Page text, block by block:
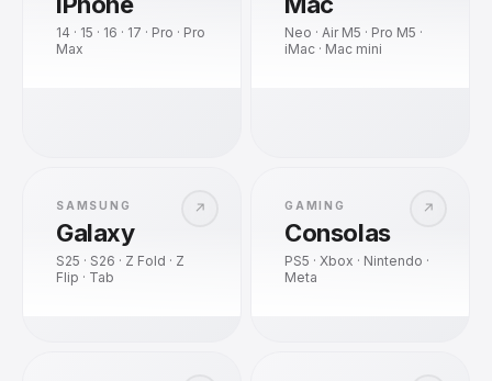
14 · 15 · 16 · 17 · Pro · Pro
Max
Neo · Air M5 · Pro M5 ·
iMac · Mac mini
↗
SAMSUNG
Galaxy
S25 · S26 · Z Fold · Z
Flip · Tab
↗
GAMING
Consolas
PS5 · Xbox · Nintendo ·
Meta